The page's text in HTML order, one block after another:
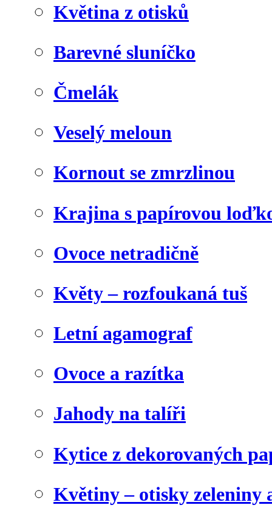
Květina z otisků
Barevné sluníčko
Čmelák
Veselý meloun
Kornout se zmrzlinou
Krajina s papírovou
Ovoce netradičně
Květy – rozfoukaná tuš
Letní agamograf
Ovoce a razítka
Jahody na talíři
Kytice z dekorovaných
Květiny – otisky zeleniny